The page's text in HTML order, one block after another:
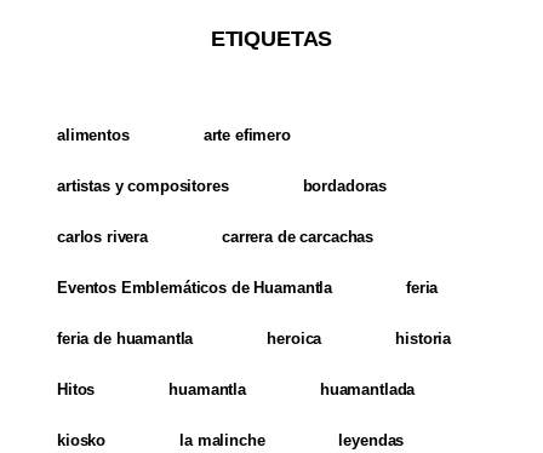
ETIQUETAS
alimentos arte efimero
artistas y compositores bordadoras
carlos rivera carrera de carcachas
Eventos Emblemáticos de Huamantla feria
feria de huamantla heroica historia
Hitos huamantla huamantlada
kiosko la malinche leyendas